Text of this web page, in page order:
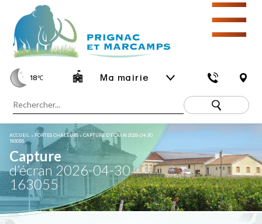
18℃ Ma mairie
☰
ACCUEIL » FORTES CHALEURS »CAPTURE D’ÉCRAN 2026-04-30
163055
Capture
d’écran 2026-04-30
163055